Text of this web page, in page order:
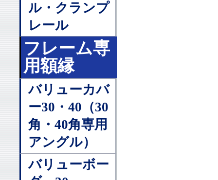
ル・クランプ
レール
フレーム専
用額縁
バリューカバ
ー30・40（30
角・40角専用
アングル）
バリューボー